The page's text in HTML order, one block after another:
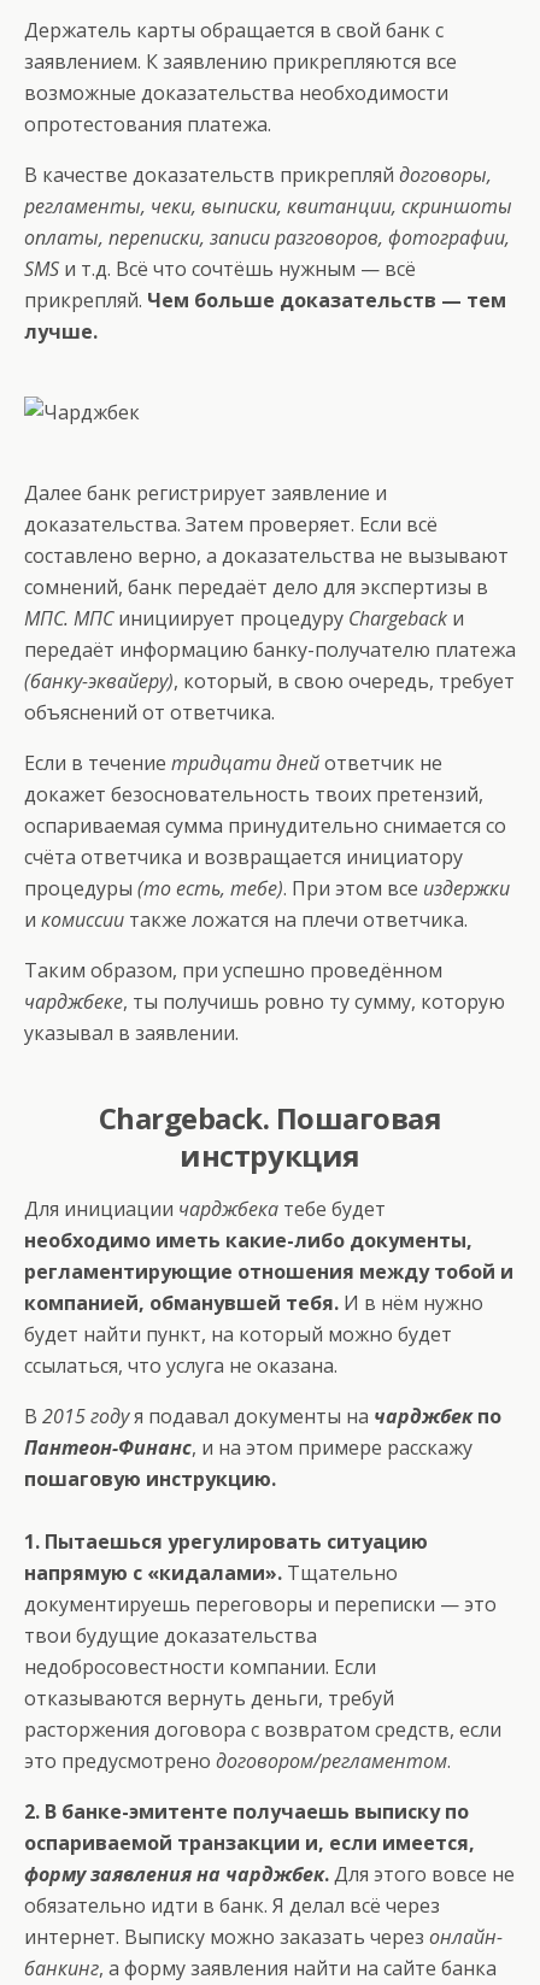
Держатель карты обращается в свой банк с
заявлением. К заявлению прикрепляются все
возможные доказательства необходимости
опротестования платежа.
В качестве доказательств прикрепляй договоры,
регламенты, чеки, выписки, квитанции, скриншоты
оплаты, переписки, записи разговоров, фотографии,
SMS и т.д. Всё что сочтёшь нужным — всё
прикрепляй. Чем больше доказательств — тем
лучше.
Далее банк регистрирует заявление и
доказательства. Затем проверяет. Если всё
составлено верно, а доказательства не вызывают
сомнений, банк передаёт дело для экспертизы в
МПС. МПСинициирует процедуру Chargeback и
передаёт информацию банку-получателю платежа
(банку-эквайеру), который, в свою очередь, требует
объяснений от ответчика.
Если в течение тридцати днейответчик не
докажет безосновательность твоих претензий,
оспариваемая сумма принудительно снимается со
счёта ответчика и возвращается инициатору
процедуры (то есть, тебе). При этом все издержки
и комиссии также ложатся на плечи ответчика.
Таким образом, при успешно проведённом
чарджбеке, ты получишь ровно ту сумму, которую
указывал в заявлении.
Chargeback. Пошаговая
инструкция
Для инициации чарджбека тебе будет
необходимо иметь какие-либо документы,
регламентирующие отношения между тобой и
компанией, обманувшей тебя. И в нём нужно
будет найти пункт, на который можно будет
ссылаться, что услуга не оказана.
В 2015 годуя подавал документы на чарджбекпо
Пантеон-Финанс, и на этом примере расскажу
пошаговую инструкцию.
1. Пытаешься урегулировать ситуацию
напрямую с «кидалами». Тщательно
документируешь переговоры и переписки — это
твои будущие доказательства
недобросовестности компании. Если
отказываются вернуть деньги, требуй
расторжения договора с возвратом средств, если
это предусмотрено договором/регламентом.
2. В банке-эмитенте получаешь выписку по
оспариваемой транзакции и, если имеется,
форму заявления на чарджбек.Для этого вовсе не
обязательно идти в банк. Я делал всё через
интернет. Выписку можно заказать через онлайн-
банкинг, а форму заявления найти на сайте банка